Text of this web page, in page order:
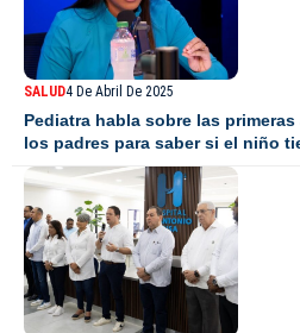
SALUD4 De Abril De 2025
Pediatra habla sobre las
los padres para saber si el niño